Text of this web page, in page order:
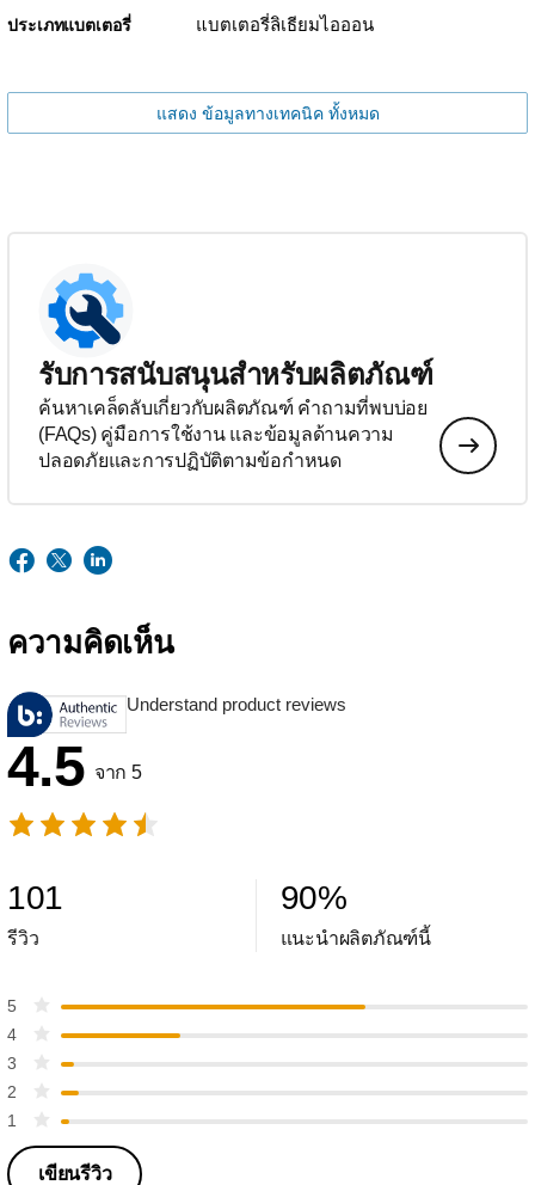
ประเภทแบตเตอรี่ แบตเตอรี่ลิเธียมไอออน
แสดง ข้อมูลทางเทคนิค ทั้งหมด
รับการสนับสนุนสำหรับผลิตภัณฑ์
ค้นหาเคล็ดลับเกี่ยวกับผลิตภัณฑ์ คำถามที่พบบ่อย
(FAQs) คู่มือการใช้งาน และข้อมูลด้านความ
ปลอดภัยและการปฏิบัติตามข้อกำหนด
ความคิดเห็น
Understand product reviews
4.5 จาก 5
101
รีวิว
90%
แนะนำผลิตภัณฑ์นี้
5
4
3
2
1
เขียนรีวิว